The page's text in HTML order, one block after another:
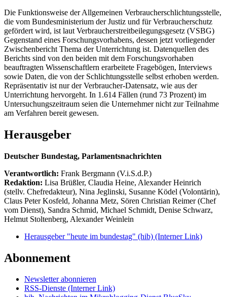
Die Funktionsweise der Allgemeinen Verbraucherschlichtungsstelle,
die vom Bundesministerium der Justiz und für Verbraucherschutz
gefördert wird, ist laut Verbraucherstreitbeilegungsgesetz (VSBG)
Gegenstand eines Forschungsvorhabens, dessen jetzt vorliegender
Zwischenbericht Thema der Unterrichtung ist. Datenquellen des
Berichts sind von den beiden mit dem Forschungsvorhaben
beauftragten Wissenschaftlern erarbeitete Fragebögen, Interviews
sowie Daten, die von der Schlichtungsstelle selbst erhoben werden.
Repräsentativ ist nur der Verbraucher-Datensatz, wie aus der
Unterrichtung hervorgeht. In 1.614 Fällen (rund 73 Prozent) im
Untersuchungszeitraum seien die Unternehmer nicht zur Teilnahme
am Verfahren bereit gewesen.
Herausgeber
Deutscher Bundestag, Parlamentsnachrichten
Verantwortlich: Frank Bergmann (V.i.S.d.P.)
Redaktion: Lisa Brüßler, Claudia Heine, Alexander Heinrich
(stellv. Chefredakteur), Nina Jeglinski, Susanne Ködel (Volontärin),
Claus Peter Kosfeld, Johanna Metz, Sören Christian Reimer (Chef
vom Dienst), Sandra Schmid, Michael Schmidt, Denise Schwarz,
Helmut Stoltenberg, Alexander Weinlein
Herausgeber "heute im bundestag" (hib) (Interner Link)
Abonnement
Newsletter abonnieren
RSS-Dienste (Interner Link)